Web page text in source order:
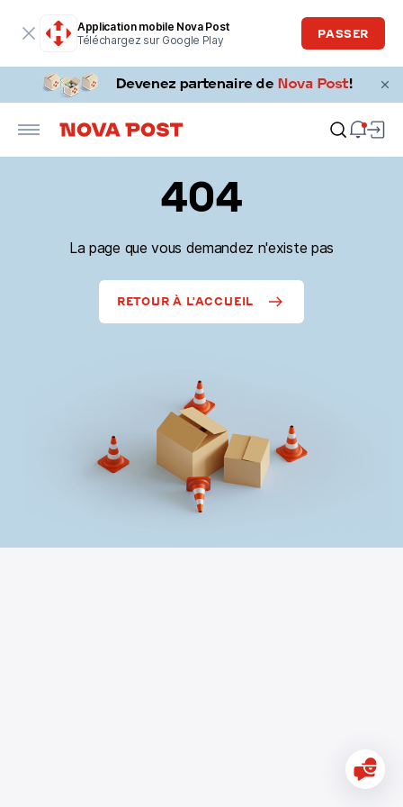
Application mobile Nova Post
Téléchargez sur Google Play
PASSER
404
La page que vous demandez n'existe pas
RETOUR À L'ACCUEIL